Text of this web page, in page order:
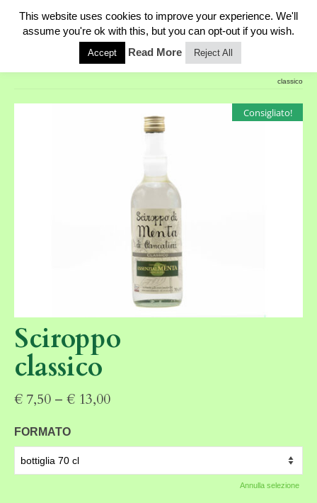
0
classico
Consigliato!
Sciroppo
classico
€ 7,50 – € 13,00
FORMATO
Annulla selezione
This website uses cookies to improve your experience. We'll
assume you're ok with this, but you can opt-out if you wish.
Accept Read More Reject All